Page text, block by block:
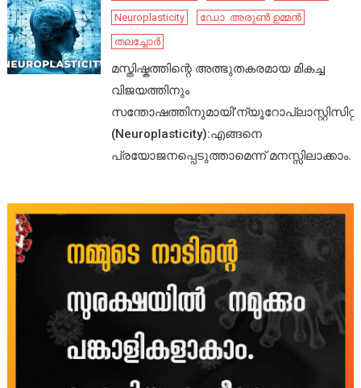
Neuroplasticity
ഡോ .അരുൺ ഉമ്മൻ
തലച്ചോർ
മസ്തിഷ്കത്തിന്റെ അത്ഭുതകരമായ മികച്ച
വിജയത്തിനും
സന്തോഷത്തിനുമായി’ന്യൂറോപ്ലാസ്റ്റിസിറ്റി’
(Neuroplasticity):എങ്ങനെ
പ്രയോജനപ്പെടുത്താമെന്ന് മനസ്സിലാക്കാം.